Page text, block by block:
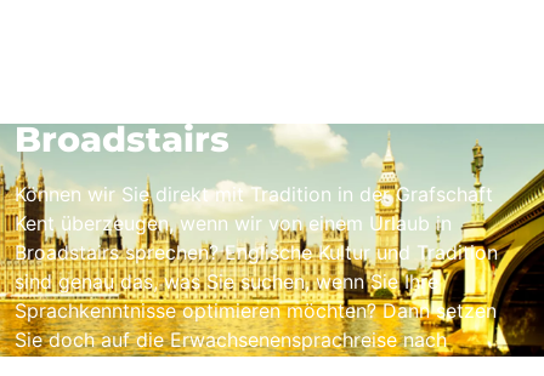
Broadstairs
Können wir Sie direkt mit Tradition in der Grafschaft
Kent überzeugen, wenn wir von einem Urlaub in
Broadstairs sprechen? Englische Kultur und Tradition
sind genau das, was Sie suchen, wenn Sie Ihre
Sprachkenntnisse optimieren möchten? Dann setzen
Sie doch auf die Erwachsenensprachreise nach